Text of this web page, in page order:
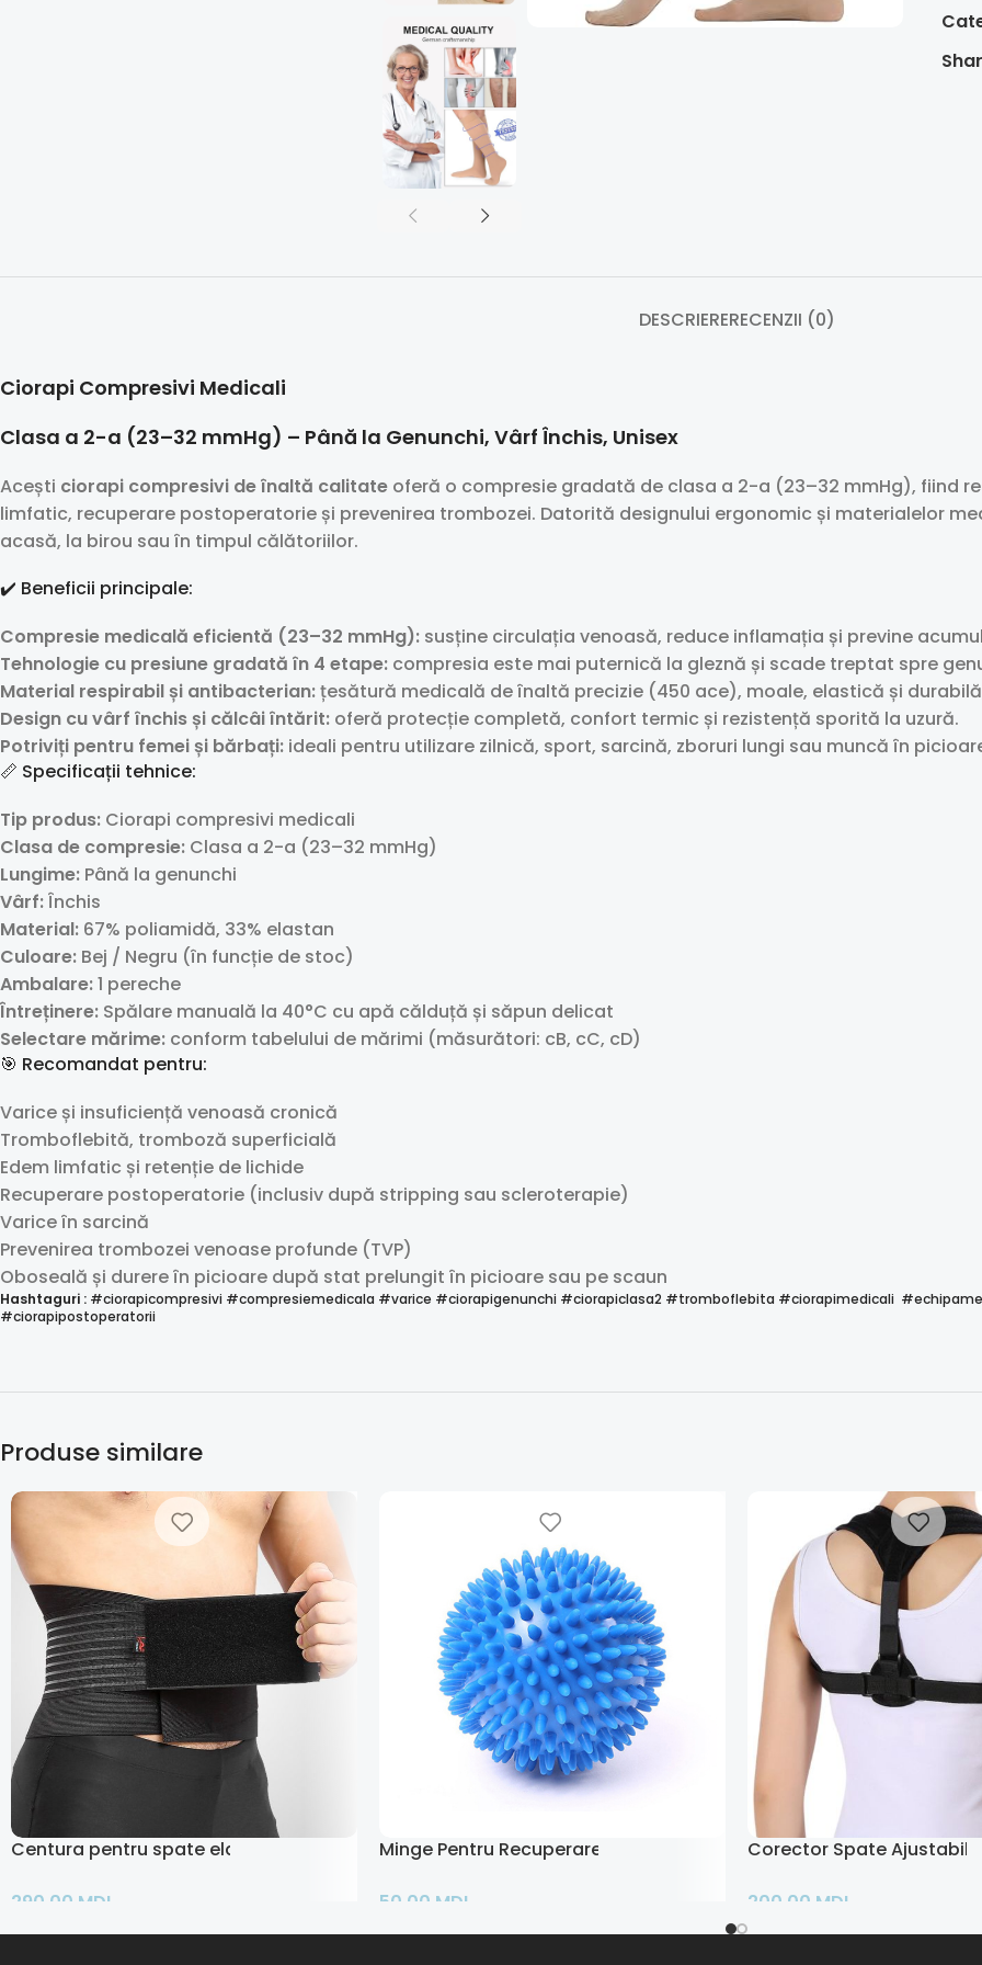
DESCRIERERECENZII (0)
Ciorapi Compresivi Medicali
Clasa a 2-a (23–32 mmHg) – Până la Genunchi, Vârf Închis, Unisex
Acești ciorapi compresivi de înaltă calitate oferă o compresie gradată de clasa a 2-a (23–32 mmHg), fiind
limfatic, recuperare postoperatorie și prevenirea trombozei. Datorită designului ergonomic și materialelor
acasă, la birou sau în timpul călătoriilor.
✔️ Beneficii principale:
Compresie medicală eficientă (23–32 mmHg): susține circulația venoasă, reduce inflamația și previne
Tehnologie cu presiune gradată în 4 etape: compresia este mai puternică la gleznă și scade treptat spre
Material respirabil și antibacterian:țesătură medicală de înaltă precizie (450 ace), moale, elastică și
Design cu vârf închis și călcâi întărit: oferă protecție completă, confort termic și rezistență sporită la uzură.
Potriviți pentru femei și bărbați: ideali pentru utilizare zilnică, sport, sarcină, zboruri lungi sau muncă în
📏 Specificații tehnice:
Tip produs: Ciorapi compresivi medicali
Clasa de compresie: Clasa a 2-a (23–32 mmHg)
Lungime: Până la genunchi
Vârf:Închis
Material: 67% poliamidă, 33% elastan
Culoare: Bej / Negru (în funcție de stoc)
Ambalare:1 pereche
Întreținere: Spălare manuală la 40°C cu apă călduță și săpun delicat
Selectare mărime: conform tabelului de mărimi (măsurători: cB, cC, cD)
🎯 Recomandat pentru:
Varice și insuficiență venoasă cronică
Tromboflebită, tromboză superficială
Edem limfatic și retenție de lichide
Recuperare postoperatorie (inclusiv după stripping sau scleroterapie)
Varice în sarcină
Prevenirea trombozei venoase profunde (TVP)
Oboseală și durere în picioare după stat prelungit în picioare sau pe scaun
Hashtaguri : #ciorapicompresivi #compresiemedicala #varice #ciorapigenunchi #ciorapiclasa2 #tromboflebita #ciorapimedicali
#ciorapipostoperatorii
Produse similare
Centura pentru spate elastica
290,00 MDL
Adaugă În Coș
Minge Pentru Recuperare
50,00 MDL
Adaugă În Coș
Corector Spate Ajustabil
200,00 MDL
Adaugă În Coș